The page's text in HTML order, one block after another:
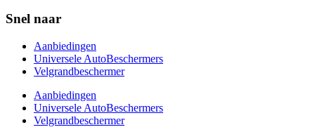
Snel naar
Aanbiedingen
Universele AutoBeschermers
Velgrandbeschermer
Aanbiedingen
Universele AutoBeschermers
Velgrandbeschermer